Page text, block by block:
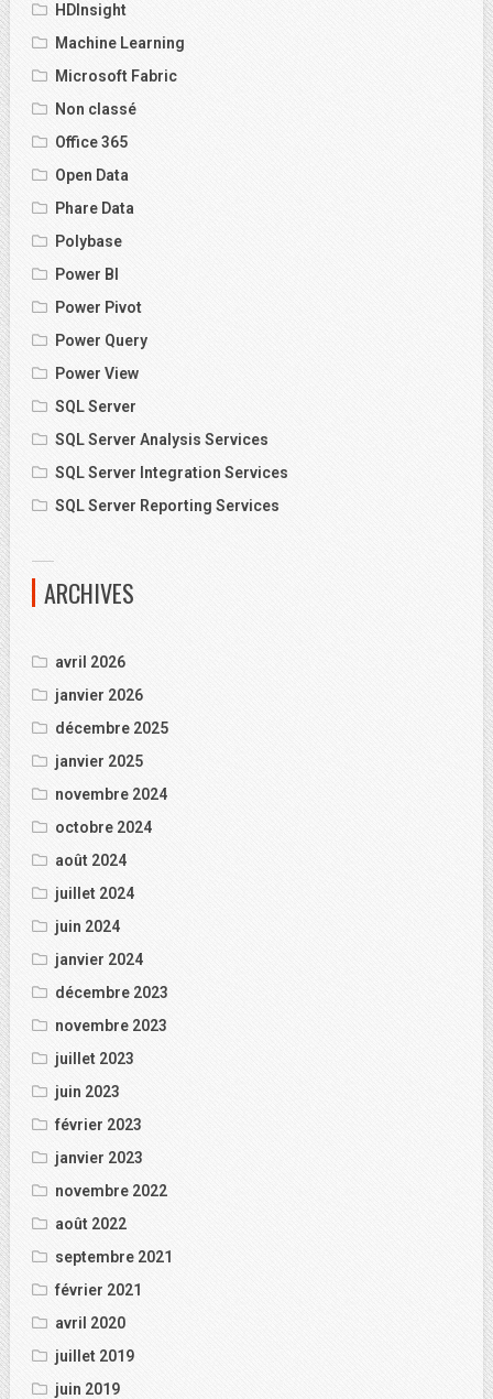
HDInsight
Machine Learning
Microsoft Fabric
Non classé
Office 365
Open Data
Phare Data
Polybase
Power BI
Power Pivot
Power Query
Power View
SQL Server
SQL Server Analysis Services
SQL Server Integration Services
SQL Server Reporting Services
ARCHIVES
avril 2026
janvier 2026
décembre 2025
janvier 2025
novembre 2024
octobre 2024
août 2024
juillet 2024
juin 2024
janvier 2024
décembre 2023
novembre 2023
juillet 2023
juin 2023
février 2023
janvier 2023
novembre 2022
août 2022
septembre 2021
février 2021
avril 2020
juillet 2019
juin 2019